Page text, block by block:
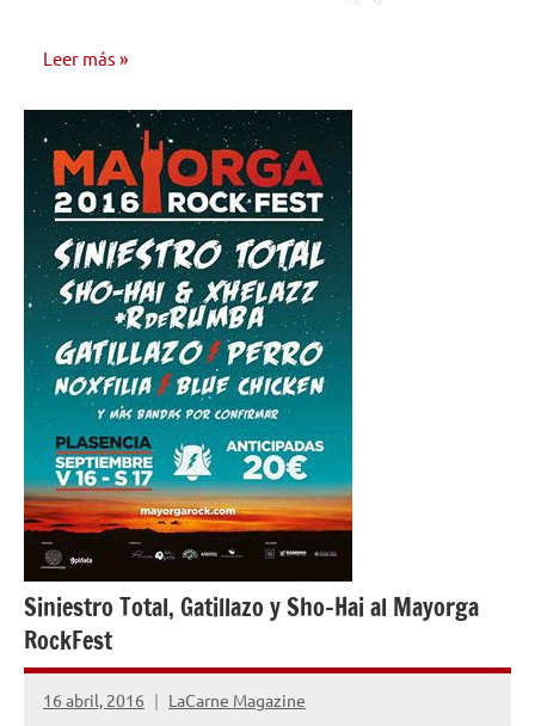
Leer más
NOTICIAS
Siniestro Total, Gatillazo y Sho-Hai al Mayorga
RockFest
16 abril, 2016 LaCarne Magazine
1